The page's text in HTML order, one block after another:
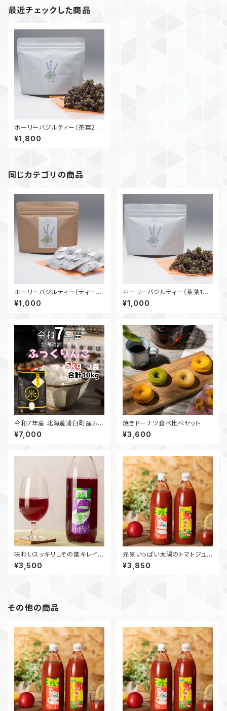
最近チェックした商品
ホーリーバジルティー（茶葉20
g）
¥1,800
同じカテゴリの商品
ホーリーバジルティー（ティーバ
ッグ1g×7包入り）
¥1,000
ホーリーバジルティー（茶葉10
g）
¥1,000
令和7年産 北海道浦臼町産ふっ
くりんこ精米（5kg×2）10kg「農
家直送」
¥7,000
焼きドーナツ食べ比べセット
¥3,600
味わいスッキリしその葉キレイ 1
000ml 3本
¥3,500
元気いっぱい太陽のトマトジュ
ースセット 1000ml 3本
¥3,850
その他の商品